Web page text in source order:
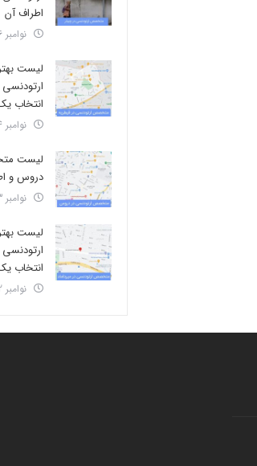
اطراف آن
نوامبر 6, 2024
لیست
انتخاب
نوامبر 4, 2024
لیست
دروس و
نوامبر 3, 2024
لیست
انتخاب
نوامبر 2, 2024